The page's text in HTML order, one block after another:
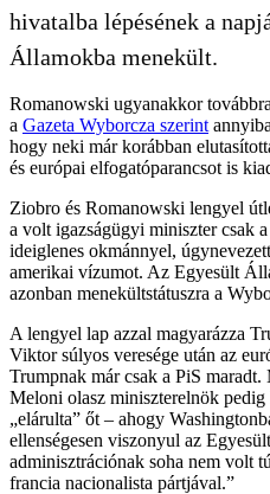
hivatalba lépésének a
Államokba menekült.
Romanowski ugyanakkor
a Gazeta Wyborcza szerint
hogy neki már korábban
és európai elfogatóparancsot is
Ziobro és Romanowski lengyel
a volt igazságügyi miniszter csak
ideiglenes okmánnyel,
amerikai vízumot. Az Egyesült
azonban menekültstátuszra a
A lengyel lap azzal magyarázza
Viktor súlyos veresége után az
Trumpnak már csak a PiS
Meloni olasz miniszterelnök
„elárulta” őt – ahogy
ellenségesen viszonyul az
adminisztrációnak soha nem volt
francia nacionalista pártjával.”